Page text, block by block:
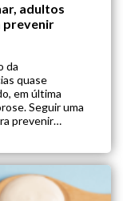
adultos
prevenir
da
quase
em última
Seguir uma
prevenir
[…]